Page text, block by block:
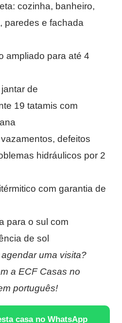
cozinha, banheiro,
paredes e fachada
ampliado para até 4
de
19 tatamis com
defeitos
hidráulicos por 2
com garantia de
para o sul com
de sol
uma visita?
a ECF Casas no
português!
casa no WhatsApp